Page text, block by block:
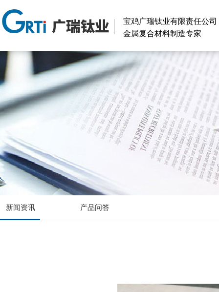
宝鸡广瑞钛业有限责任公司
金属复合材料制造专家
新闻资讯 产品问答